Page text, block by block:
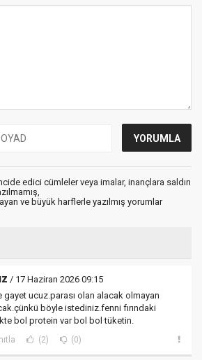
edici cümleler veya imalar, inançlara saldırı
ve büyük harflerle yazılmış yorumlar
/ 17 Haziran 2026 09:15
gayet ucuz.parası olan alacak olmayan
böyle istediniz.fenni fırındaki
bol protein var bol bol tüketin.
(2) (0)